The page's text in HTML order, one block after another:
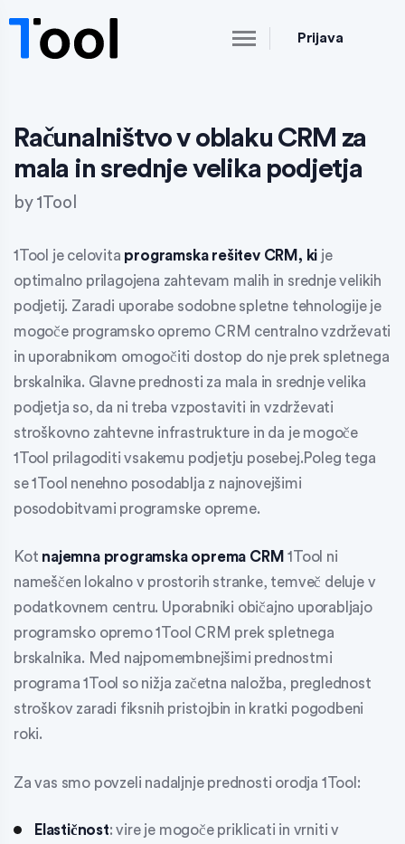
Prijava
Računalništvo v oblaku CRM za
mala in srednje velika podjetja
by1Tool
1Tool je celovita programska rešitev CRM, ki je
optimalno prilagojena zahtevam malih in srednje velikih
podjetij. Zaradi uporabe sodobne spletne tehnologije je
mogoče programsko opremo CRM centralno vzdrževati
in uporabnikom omogočiti dostop do nje prek spletnega
brskalnika. Glavne prednosti za mala in srednje velika
podjetja so, da ni treba vzpostaviti in vzdrževati
stroškovno zahtevne infrastrukture in da je mogoče
1Tool prilagoditi vsakemu podjetju posebej.Poleg tega
se 1Tool nenehno posodablja z najnovejšimi
posodobitvami programske opreme.
Kot najemna programska oprema CRM 1Tool ni
nameščen lokalno v prostorih stranke, temveč deluje v
podatkovnem centru. Uporabniki običajno uporabljajo
programsko opremo 1Tool CRM prek spletnega
brskalnika. Med najpomembnejšimi prednostmi
programa 1Tool so nižja začetna naložba, preglednost
stroškov zaradi fiksnih pristojbin in kratki pogodbeni
roki.
Za vas smo povzeli nadaljnje prednosti orodja 1Tool:
Elastičnost: vire je mogoče priklicati in vrniti v